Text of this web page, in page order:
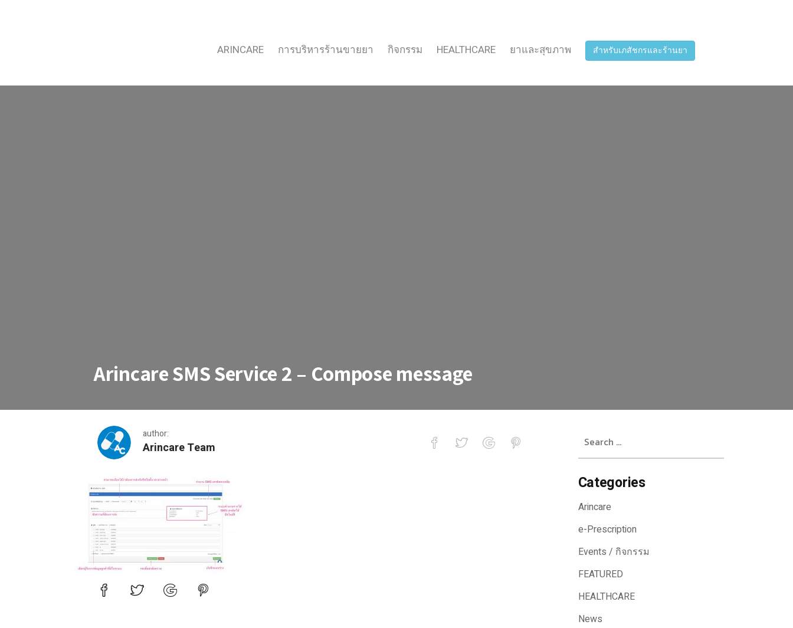
ARINCARE การบริหารร้านขายยา กิจกรรม HEALTHCARE ยาและสุขภาพ สำหรับเภสัชกรและร้านยา
Arincare SMS Service 2 – Compose message
author:
Arincare Team
Arincare SMS Service 2 – Compose message
for:
Categories
Arincare
e-Prescription
Events / กิจกรรม
FEATURED
HEALTHCARE
News